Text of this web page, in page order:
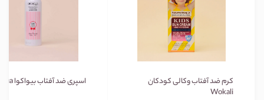
کرم ضد آفتاب وکالی کودکان
Wokali
اسپری ضد آفتاب بیواکوا Bioaqua